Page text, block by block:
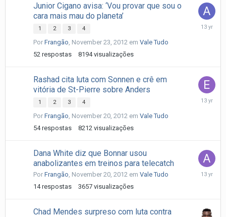
Junior Cigano avisa: ‘Vou provar que sou o
cara mais mau do planeta’
1 2 3 4
Por Frangão November 23, 2012 em Vale Tudo
52 respostas 8194 visualizações
Rashad cita luta com Sonnen e crê em
vitória de St-Pierre sobre Anders
1 2 3 4
Por Frangão November 20, 2012 em Vale Tudo
54 respostas 8212 visualizações
Dana White diz que Bonnar usou
anabolizantes em treinos para telecatch
Por Frangão November 20, 2012 em Vale Tudo
14 respostas 3657 visualizações
Chad Mendes surpreso com luta contra